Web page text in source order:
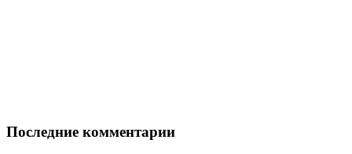
Последние комментарии